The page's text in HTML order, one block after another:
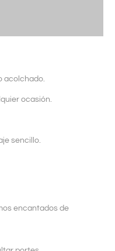
acolchado.
ocasión.
sencillo.
encantados de